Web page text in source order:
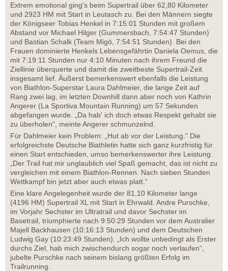
Extrem emotional ging's beim Supertrail über 62,80 Kilometer
und 2923 HM mit Start in Leutasch zu. Bei den Männern siegte
der Königseer Tobias Henkel in 7:15:01 Stunden mit großem
Abstand vor Michael Hilger (Gummersbach, 7:54:47 Stunden)
und Bastian Schalk (Team Migö, 7:54:51 Stunden). Bei den
Frauen dominierte Henkels Lebensgefährtin Daniela Oemus, die
mit 7:19:11 Stunden nur 4:10 Minuten nach ihrem Freund die
Ziellinie überquerte und damit die zweitbeste Supertrail-Zeit
insgesamt lief. Äußerst bemerkenswert ebenfalls die Leistung
von Biathlon-Superstar Laura Dahlmeier, die lange Zeit auf
Rang zwei lag, im letzten Downhill dann aber noch von Kathrin
Angerer (La Sportiva Mountain Running) um 57 Sekunden
abgefangen wurde. „Da hab' ich doch etwas Respekt gehabt sie
zu überholen“, meinte Angerer schmunzelnd.
Für Dahlmeier kein Problem: „Hut ab vor der Leistung.“ Die
erfolgreichste Deutsche Biathletin hatte sich ganz kurzfristig für
einen Start entschieden, umso bemerkenswerter ihre Leistung.
„Der Trail hat mir unglaublich viel Spaß gemacht, das ist nicht zu
vergleichen mit einem Biathlon-Rennen. Nach sieben Stunden
Wettkampf bin jetzt aber auch etwas platt.“
Eine klare Angelegenheit wurde der 81,10 Kilometer lange
(4196 HM) Supertrail XL mit Start in Ehrwald. Andre Purschke,
im Vorjahr Sechster im Ultratrail und davor Sechster im
Basetrail, triumphierte nach 9:50:29 Stunden vor dem Australier
Majell Backhausen (10:16:13 Stunden) und dem Deutschen
Ludwig Gay (10:23:49 Stunden). „Ich wollte unbedingt als Erster
durchs Ziel, hab mich zwischendurch sogar noch verlaufen“,
jubelte Purschke nach seinem bislang größten Erfolg im
Trailrunning.